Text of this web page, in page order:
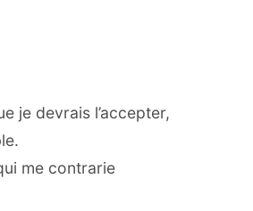
je devrais l’accepter,
me contrarie